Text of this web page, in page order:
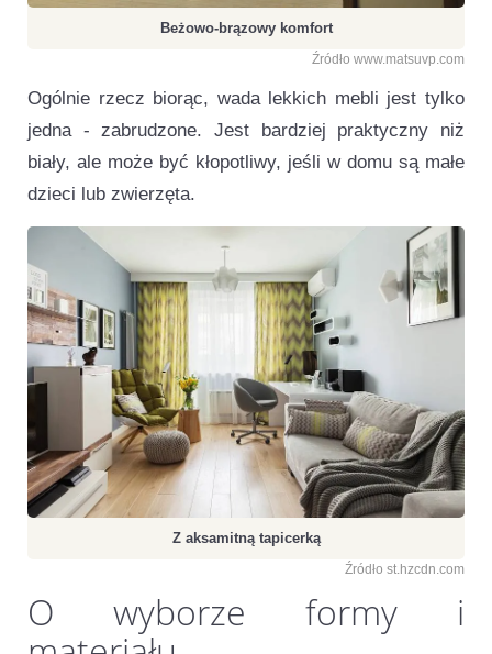
Beżowo-brązowy komfort
Źródło www.matsuvp.com
Ogólnie rzecz biorąc, wada lekkich mebli jest tylko
jedna - zabrudzone. Jest bardziej praktyczny niż
biały, ale może być kłopotliwy, jeśli w domu są małe
dzieci lub zwierzęta.
Z aksamitną tapicerką
Źródło st.hzcdn.com
O wyborze formy i